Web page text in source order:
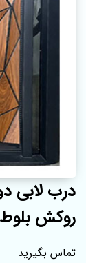
درب لابی
روکش بلوط
تماس بگیرید